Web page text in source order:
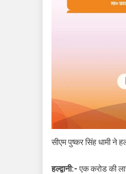
सीएम पुष्कर सिंह धामी ने
हल्द्वानी:- एक करोड की